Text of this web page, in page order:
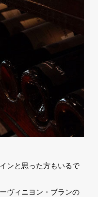
ンと思った方もいるで
ヴィニヨン・ブランの